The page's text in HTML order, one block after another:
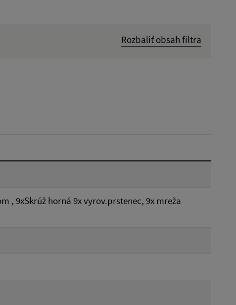
Rozbaliť obsah filtra
Reset
, 9xSkrúž horná 9x vyrov.prstenec, 9x mreža